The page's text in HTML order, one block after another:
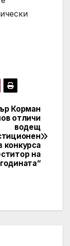
Корман
отличи
водещ
конкурса
на
годината“